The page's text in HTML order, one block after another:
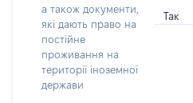
а також документи,
які дають право на
постійне
проживання на
території іноземної
держави
Так